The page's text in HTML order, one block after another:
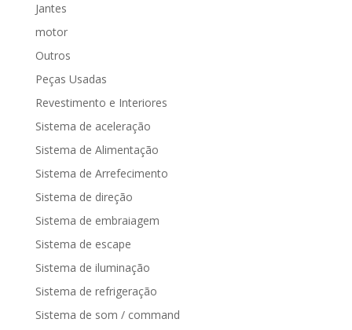
Jantes
motor
Outros
Peças Usadas
Revestimento e Interiores
Sistema de aceleração
Sistema de Alimentação
Sistema de Arrefecimento
Sistema de direção
Sistema de embraiagem
Sistema de escape
Sistema de iluminação
Sistema de refrigeração
Sistema de som / command